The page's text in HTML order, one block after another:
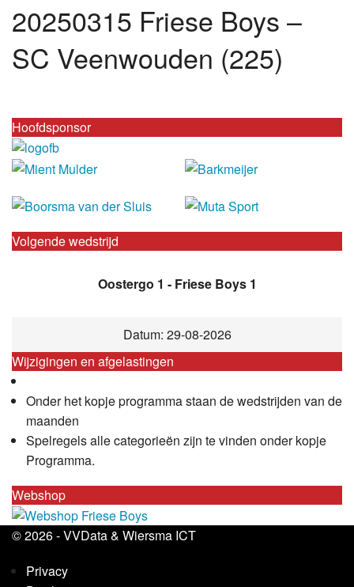
20250315 Friese Boys –
SC Veenwouden (225)
Hoofdsponsor
Volgende wedstrijd
Oostergo 1 - Friese Boys 1
Datum: 29-08-2026
Wijzigingen en afgelastingen
Onder het kopje programma staan de wedstrijden van de
maanden
Spelregels alle categorieën zijn te vinden onder kopje
Programma.
Webshop
© 2026 -VVData& Wiersma ICT
Privacy